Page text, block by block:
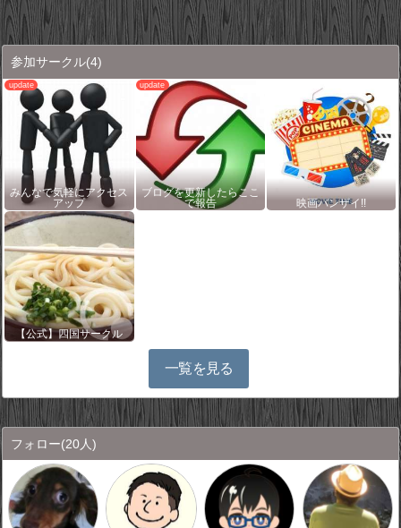
参加サークル(4)
みんなで気軽にアクセス
アップ
ブログを更新したらここ
で報告
映画バンザイ!!
【公式】四国サークル
一覧を見る
フォロー(20人)